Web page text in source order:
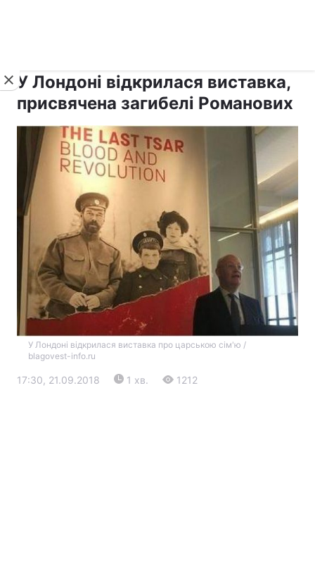
У Лондоні відкрилася виставка,
присвячена загибелі Романових
У Лондоні відкрилася виставка про царською сім'ю /
blagovest-info.ru
17:30, 21.09.2018 1 хв. 1212